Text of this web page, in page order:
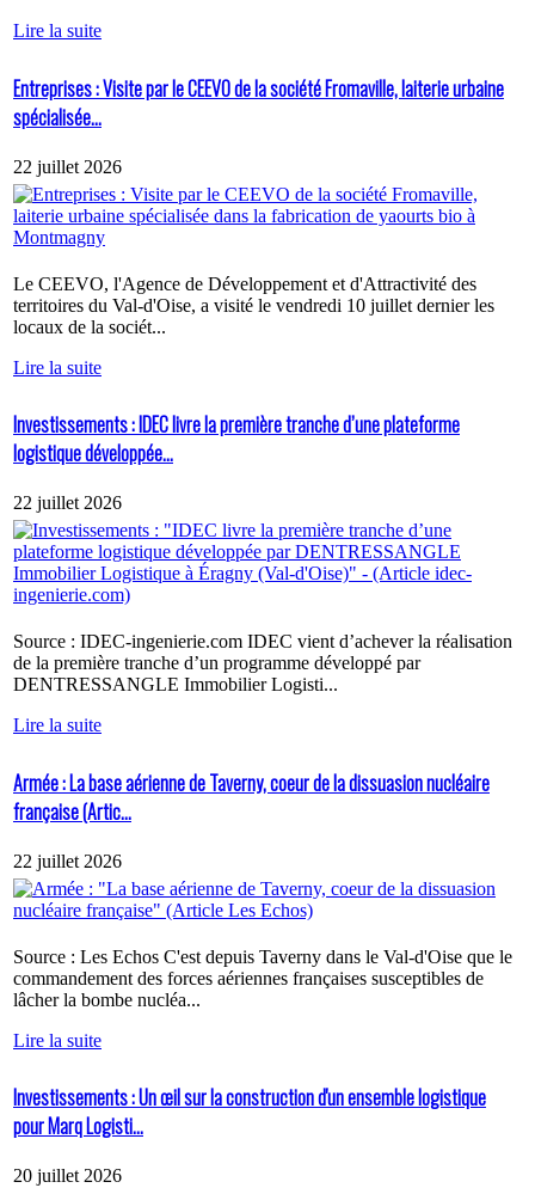
Lire la suite
Entreprises : Visite par le CEEVO de la société Fromaville, laiterie urbaine
spécialisée...
22 juillet 2026
Le CEEVO, l'Agence de Développement et d'Attractivité des
territoires du Val-d'Oise, a visité le vendredi 10 juillet dernier les
locaux de la sociét...
Lire la suite
Investissements : IDEC livre la première tranche d’une plateforme
logistique développée...
22 juillet 2026
Source : IDEC-ingenierie.com IDEC vient d’achever la réalisation
de la première tranche d’un programme développé par
DENTRESSANGLE Immobilier Logisti...
Lire la suite
Armée : La base aérienne de Taverny, coeur de la dissuasion nucléaire
française (Artic...
22 juillet 2026
Source : Les Echos C'est depuis Taverny dans le Val-d'Oise que le
commandement des forces aériennes françaises susceptibles de
lâcher la bombe nucléa...
Lire la suite
Investissements : Un œil sur la construction d'un ensemble logistique
pour Marq Logisti...
20 juillet 2026